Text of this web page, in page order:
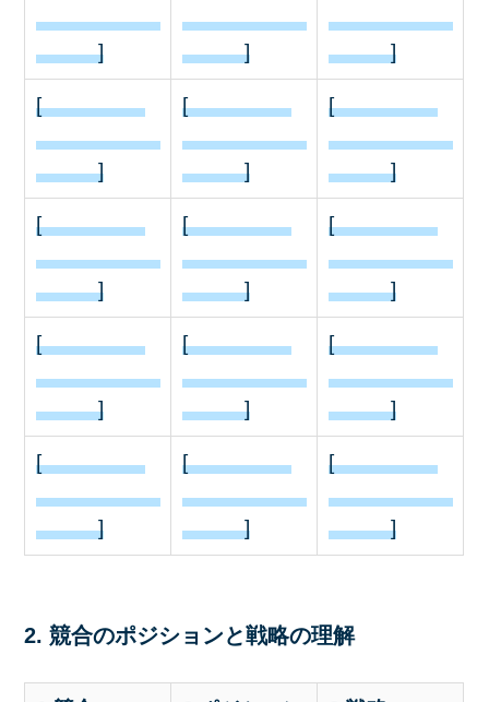
] ] ]
[
]
[
]
[
]
[
]
[
]
[
]
[
]
[
]
[
]
[
]
[
]
[
]
2. 競合のポジションと戦略の理解